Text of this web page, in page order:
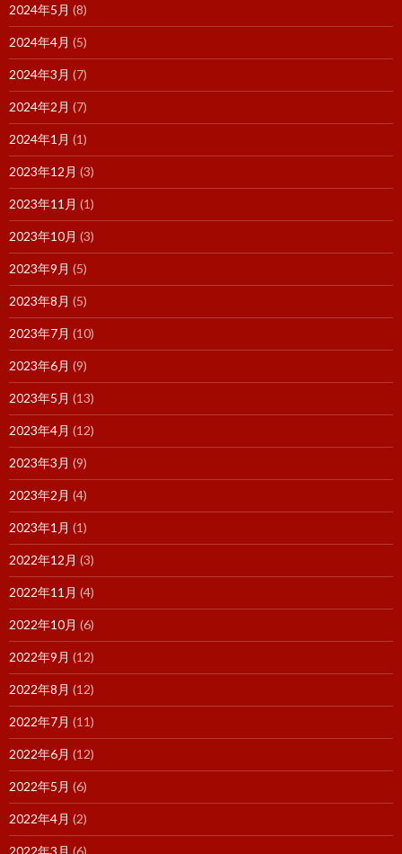
2024年5月 (8)
2024年4月 (5)
2024年3月 (7)
2024年2月 (7)
2024年1月 (1)
2023年12月 (3)
2023年11月 (1)
2023年10月 (3)
2023年9月 (5)
2023年8月 (5)
2023年7月 (10)
2023年6月 (9)
2023年5月 (13)
2023年4月 (12)
2023年3月 (9)
2023年2月 (4)
2023年1月 (1)
2022年12月 (3)
2022年11月 (4)
2022年10月 (6)
2022年9月 (12)
2022年8月 (12)
2022年7月 (11)
2022年6月 (12)
2022年5月 (6)
2022年4月 (2)
2022年3月 (6)